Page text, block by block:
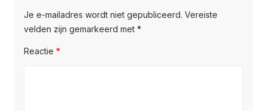
Je e-mailadres wordt niet gepubliceerd. Vereiste
velden zijn gemarkeerd met *
Reactie *